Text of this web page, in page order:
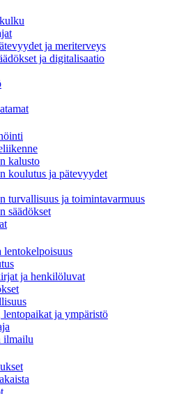
ja meriterveys
ja digitalisaatio
kalusto
koulutus ja pätevyydet
turvallisuus ja toimintavarmuus
säädökset
lentokelpoisuus
ja henkilöluvat
ja ympäristö
ilmailu